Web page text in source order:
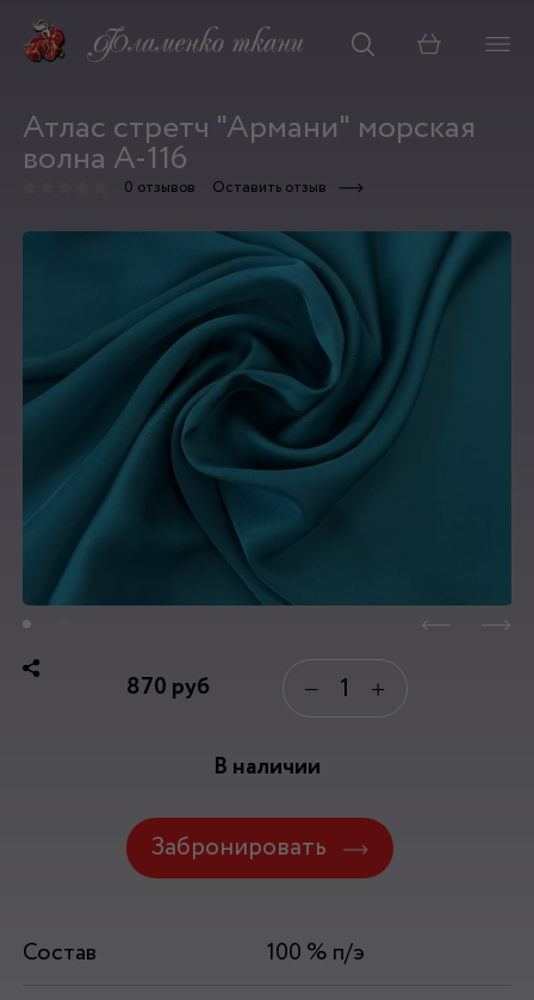
Корзина
Атлас стретч "Армани" морская
волна А-116
0 отзывов Оставить отзыв
870 руб − +
В наличии
Забронировать
Состав 100 % п/э